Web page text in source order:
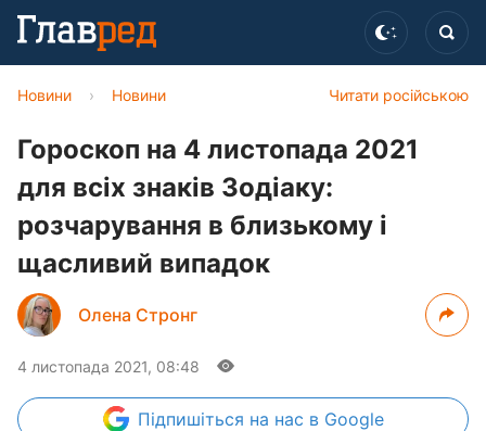
Читати російською
Новини › Новини
Гороскоп на 4 листопада 2021
для всіх знаків Зодіаку:
розчарування в близькому і
щасливий випадок
Олена Стронг
4 листопада 2021, 08:48
Підпишіться на нас в Google